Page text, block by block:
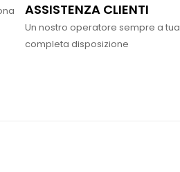
ASSISTENZA CLIENTI
Un nostro operatore sempre a tua
completa disposizione